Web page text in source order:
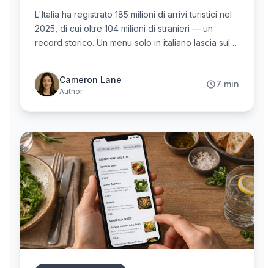
L'Italia ha registrato 185 milioni di arrivi turistici nel
2025, di cui oltre 104 milioni di stranieri — un
record storico. Un menu solo in italiano lascia sul
Questa guida mostra come un solo QR code
possa servire ogni lingua dei tuoi ospiti,
automaticamente e in tempo reale.
Cameron Lane
Author
7 min